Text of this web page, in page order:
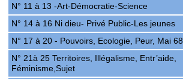
N° 11 à 13 -Art-Démocratie-Science
N° 14 à 16 Ni dieu- Privé Public-Les jeunes
N° 17 à 20 - Pouvoirs, Ecologie, Peur, Mai 68
N° 21à 25 Territoires, Illégalisme, Entr’aide,
Féminisme,Sujet